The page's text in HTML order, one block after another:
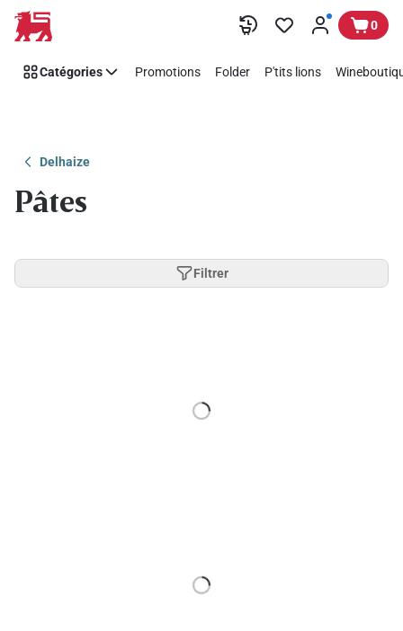
Passer 0
Catégories Promotions Folder P'tits lions
Delhaize
Pâtes
Filtrer